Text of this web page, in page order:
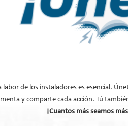
que uno de los grandes
de mujeres
, especialmente
prescindir de la mitad
en el que la
labor de los instaladores es esencial.
y comparte cada acción. Tú
¡Cuantos más seamos